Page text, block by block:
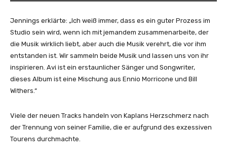
n
F
i
t
P
l
Jennings erklärte: „Ich weiß immer, dass es ein guter Prozess im
Studio sein wird, wenn ich mit jemandem zusammenarbeite, der
die Musik wirklich liebt, aber auch die Musik verehrt, die vor ihm
entstanden ist. Wir sammeln beide Musik und lassen uns von ihr
inspirieren. Avi ist ein erstaunlicher Sänger und Songwriter,
dieses Album ist eine Mischung aus Ennio Morricone und Bill
Withers.“
Viele der neuen Tracks handeln von Kaplans Herzschmerz nach
der Trennung von seiner Familie, die er aufgrund des exzessiven
Tourens durchmachte.